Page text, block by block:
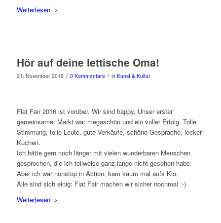
Weiterlesen
Hör auf deine lettische Oma!
21. November 2016 / 0 Kommentare / in Kunst & Kultur
Flat Fair 2016 ist vorüber. Wir sind happy. Unser erster
gemeinsamer Markt war megaschön und ein voller Erfolg. Tolle
Stimmung, tolle Leute, gute Verkäufe, schöne Gespräche, lecker
Kuchen.
Ich hätte gern noch länger mit vielen wunderbaren Menschen
gesprochen, die ich teilweise ganz lange nicht gesehen habe.
Aber ich war nonstop in Action, kam kaum mal aufs Klo.
Alle sind sich einig: Flat Fair machen wir sicher nochmal :-)
Weiterlesen